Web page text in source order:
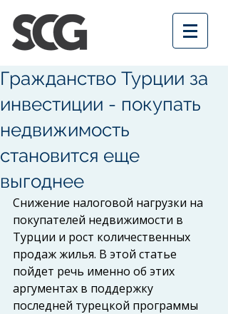
Гражданство Турции за
инвестиции - покупать
недвижимость
становится еще
выгоднее
Снижение налоговой нагрузки на
покупателей недвижимости в
Тyрции и рост количественных
продаж жилья. В этой статье
пойдет речь именно об этих
аргументах в поддержку
последней турецкой программы